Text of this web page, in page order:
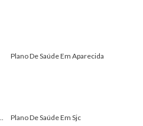
Plano De Saúde Em Aparecida
Plano De Saúde Em Sjc